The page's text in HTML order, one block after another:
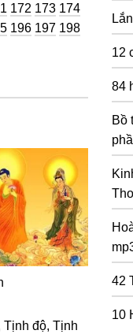
Trang
172 Trang
173 Trang
174Trang
Trang
196 Trang
197 Trang
198Trang
Tịnh độ, Tịnh
12
84
Bồ
42
10